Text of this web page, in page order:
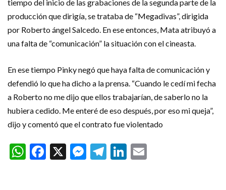
tiempo del inicio de las grabaciones de la segunda parte de la
producción que dirigía, se trataba de “Megadivas”, dirigida
por Roberto ángel Salcedo. En ese entonces, Mata atribuyó a
una falta de “comunicación” la situación con el cineasta.
En ese tiempo Pinky negó que haya falta de comunicación y
defendió lo que ha dicho a la prensa. “Cuando le cedí mi fecha
a Roberto no me dijo que ellos trabajarían, de saberlo no la
hubiera cedido. Me enteré de eso después, por eso mi queja”,
dijo y comentó que el contrato fue violentado
WhatsApp
Facebook
X Messenger
Telegram
LinkedIn